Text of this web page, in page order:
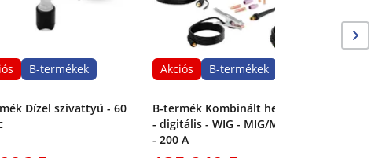
B-termékek
Dízel szivattyú - 60
Akciós B-termékek
B-termék Kombinált hegesztőgép
- digitális - WIG - MIG/MAG - MMA
- 200 A